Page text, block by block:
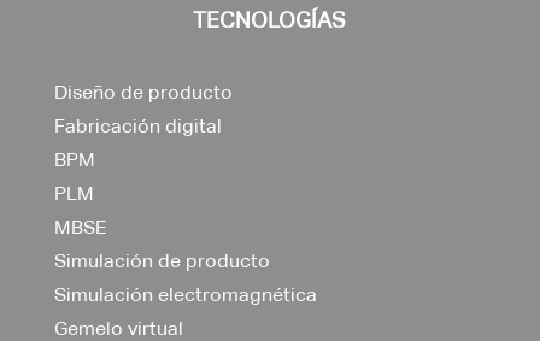
TECNOLOGÍAS
Diseño de producto
Fabricación digital
BPM
PLM
MBSE
Simulación de producto
Simulación electromagnética
Gemelo virtual